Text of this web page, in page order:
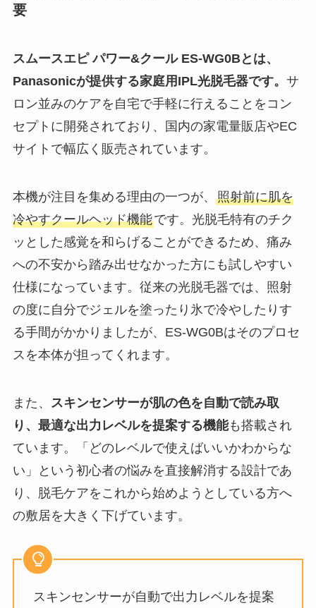
要
スムースエピ パワー&クール ES-WG0Bとは、
Panasonicが提供する家庭用IPL光脱毛器です。 サ
ロン並みのケアを自宅で手軽に行えることをコン
セプトに開発されており、国内の家電量販店やEC
サイトで幅広く販売されています。
本機が注目を集める理由の一つが、 照射前に肌を
冷やすクールヘッド機能です。光脱毛特有のチク
ッとした感覚を和らげることができるため、痛み
への不安から踏み出せなかった方にも試しやすい
仕様になっています。従来の光脱毛器では、照射
の度に自分でジェルを塗ったり氷で冷やしたりす
る手間がかかりましたが、ES-WG0Bはそのプロセ
スを本体が担ってくれます。
また、 スキンセンサーが肌の色を自動で読み取
り、最適な出力レベルを提案する機能も搭載され
ています。「どのレベルで使えばいいかわからな
い」という初心者の悩みを直接解消する設計であ
り、脱毛ケアをこれから始めようとしている方へ
の敷居を大きく下げています。
スキンセンサーが自動で出力レベルを提案